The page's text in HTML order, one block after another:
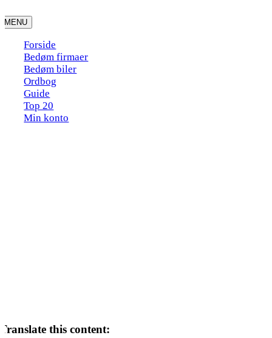
to
content
MENU
Forside
Bedøm firmaer
Bedøm biler
Ordbog
Guide
Top 20
Min konto
Translate this content: